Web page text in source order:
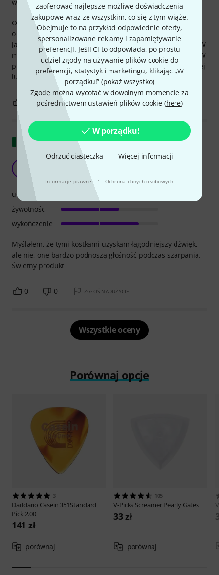
zaoferować najlepsze możliwe doświadczenia
zakupowe wraz ze wszystkim, co się z tym wiąże.
Obejmuje to na przykład odpowiednie oferty,
spersonalizowane reklamy i zapamiętywanie
preferencji. Jeśli Ci to odpowiada, po prostu
udziel zgody na używanie plików cookie do
preferencji, statystyk i marketingu, klikając „W
porządku!” (pokaż wszystko)
Zgodę można wycofać w dowolnym momencie za
pośrednictwem ustawień plików cookie (here)
W porządku!
Odrzuć ciasteczka Więcej informacji
Informacje prawne · Ochrona danych osobowych
Ostrzeżenie: Pomimo dobrej jakości wykonania, te kostki są
o wiele za grube i sztywne dla ukulele (ma się wrażenie,
jakbyś rozdzierał struny^^). Może spróbuję grać na basie. W
międzyczasie spróbuję udoskonalić jeden, żeby zobaczyć. W
przeciwnym razie możesz wykonać kilofy ze skrawków mniej
lub bardziej elastycznej skóry, co sprawdza się dobrze.
wykończenie
0 ZGŁOŚ NADUŻYCIE
Pokaż oryginał
podkręcają głośność bardzo mocno
AstorP 03.07.2020
Myślałem, że tymi kostkami uzyskam łagodniejszy dźwięk,
ale nie, one bardzo podnoszą głośność podczas szarpania.
Świetny produkt
uchwyt
żywotność
wykończenie
0 0 ZGŁOŚ NADUŻYCIE
Wszystkie oceny
Porównaj opcje
3
Daddario Casein 351Standard
Pick 2.00
141 zł
porównaj
105
V-Picks Screamer Pearly Gates
33 zł
porównaj